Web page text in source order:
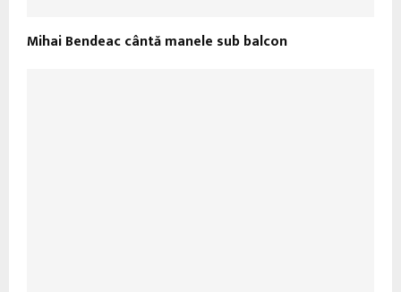
Mihai Bendeac cântă manele sub balcon